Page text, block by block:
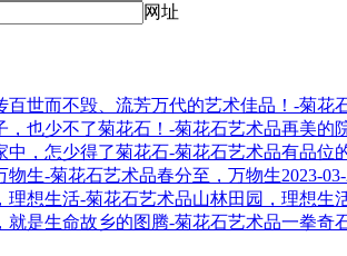
网址
再美的
有品位
春分至，万物生2023-
山林田园，理想生
一拳奇